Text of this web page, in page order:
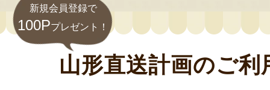
新規会員登録で
100Pプレゼント！
山形直送計画のご利